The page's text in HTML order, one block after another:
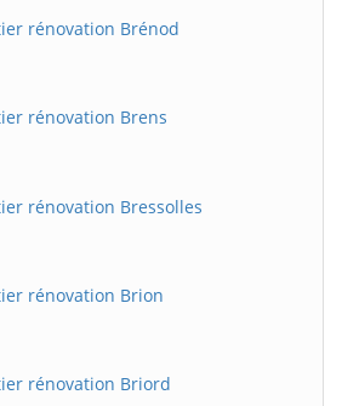
rénovation Brénod
rénovation Brens
rénovation Bressolles
rénovation Brion
rénovation Briord